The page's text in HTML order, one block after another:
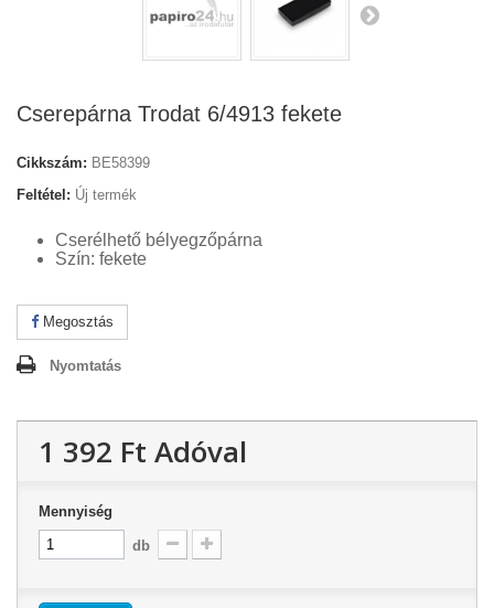
Cserepárna Trodat 6/4913 fekete
Cikkszám: BE58399
Feltétel: Új termék
Cserélhető bélyegzőpárna
Szín: fekete
Megosztás
Nyomtatás
1 392 Ft‎ Adóval
Mennyiség
db